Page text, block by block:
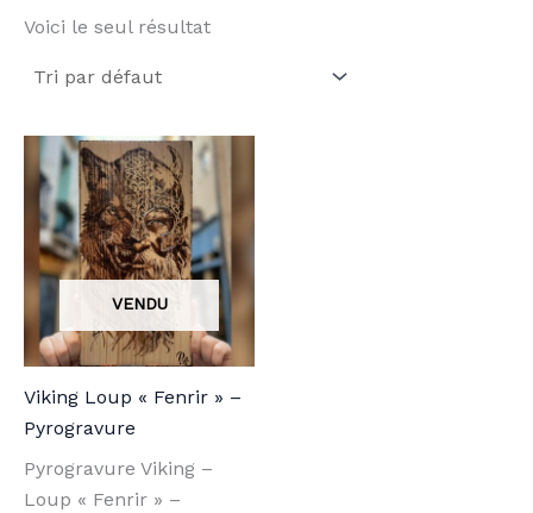
Voici le seul résultat
Viking Loup « Fenrir » –
Pyrogravure
Pyrogravure Viking –
Loup « Fenrir » –